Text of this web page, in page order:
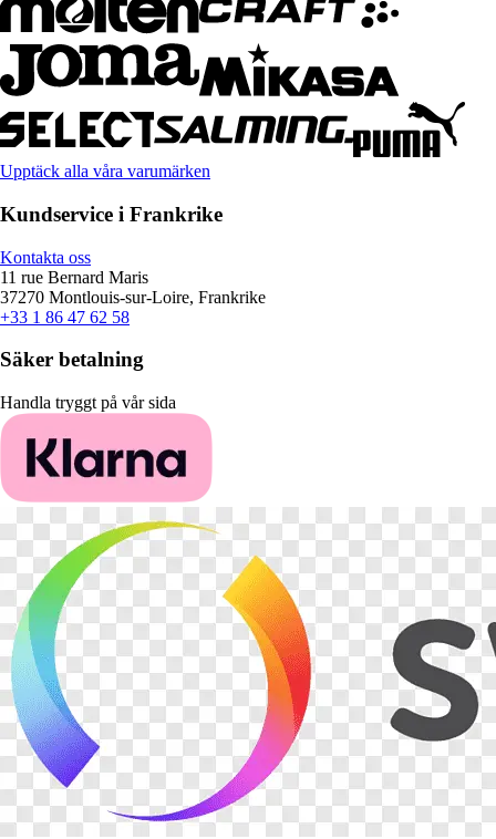
Upptäck alla våra varumärken
Kundservice i Frankrike
Kontakta oss
11 rue Bernard Maris
37270 Montlouis-sur-Loire, Frankrike
+33 1 86 47 62 58
Säker betalning
Handla tryggt på vår sida